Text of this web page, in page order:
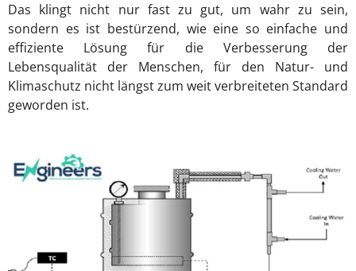
Das klingt nicht nur fast zu gut, um wahr zu sein,
sondern es ist bestürzend, wie eine so einfache und
effiziente Lösung für die Verbesserung der
Lebensqualität der Menschen, für den Natur- und
Klimaschutz nicht längst zum weit verbreiteten Standard
geworden ist.